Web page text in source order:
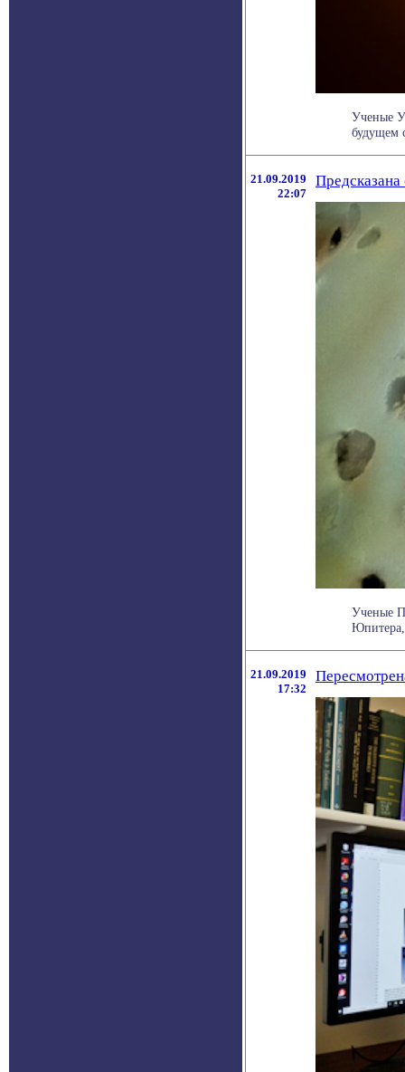
Ученые
будущем
21.09.2019
22:07
Предсказана
Ученые
Юпитера,
21.09.2019
17:32